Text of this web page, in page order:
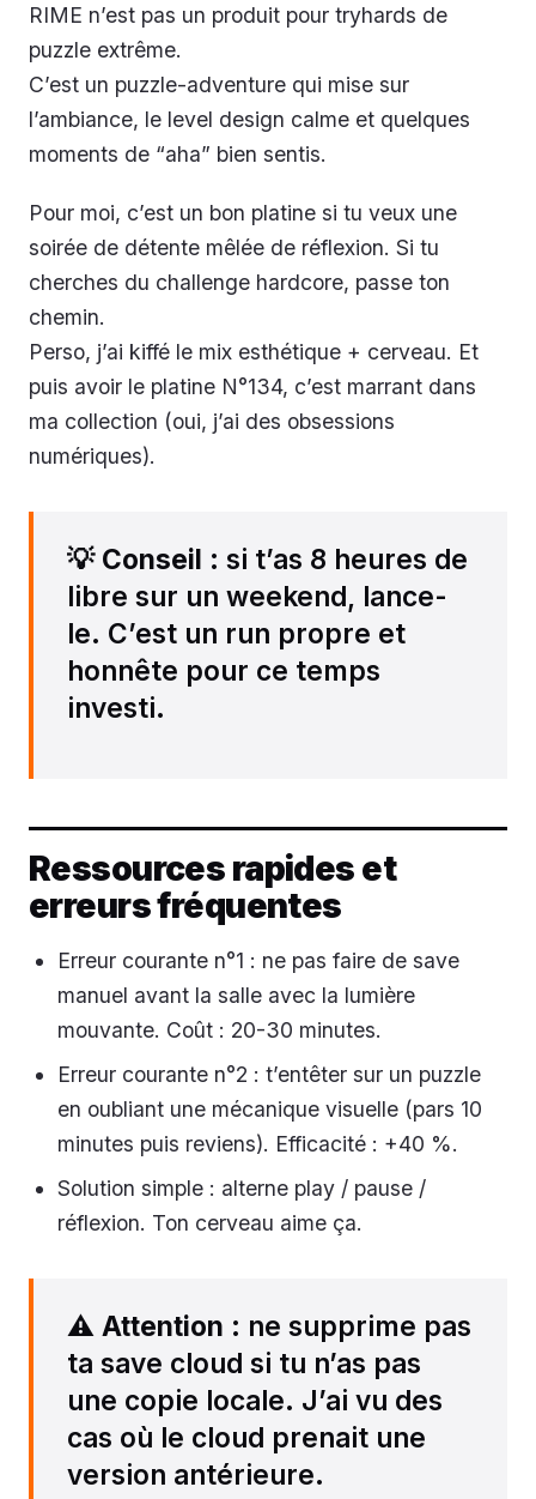
RIME n’est pas un produit pour tryhards de
puzzle extrême.
C’est un puzzle-adventure qui mise sur
l’ambiance, le level design calme et quelques
moments de “aha” bien sentis.
Pour moi, c’est un bon platine si tu veux une
soirée de détente mêlée de réflexion. Si tu
cherches du challenge hardcore, passe ton
chemin.
Perso, j’ai kiffé le mix esthétique + cerveau. Et
puis avoir le platine N°134, c’est marrant dans
ma collection (oui, j’ai des obsessions
numériques).
💡 Conseil : si t’as 8 heures de
libre sur un weekend, lance-
le. C’est un run propre et
honnête pour ce temps
investi.
Ressources rapides et
erreurs fréquentes
Erreur courante n°1 : ne pas faire de save
manuel avant la salle avec la lumière
mouvante. Coût : 20-30 minutes.
Erreur courante n°2 : t’entêter sur un puzzle
en oubliant une mécanique visuelle (pars 10
minutes puis reviens). Efficacité : +40 %.
Solution simple : alterne play / pause /
réflexion. Ton cerveau aime ça.
⚠️ Attention : ne supprime pas
ta save cloud si tu n’as pas
une copie locale. J’ai vu des
cas où le cloud prenait une
version antérieure.